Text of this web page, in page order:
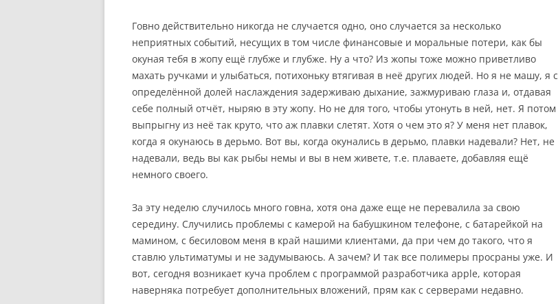
Говно действительно никогда не случается одно, оно случается за несколько
неприятных событий, несущих в том числе финансовые и моральные потери, как бы
окуная тебя в жопу ещё глубже и глубже. Ну а что? Из жопы тоже можно приветливо
махать ручками и улыбаться, потихоньку втягивая в неё других людей. Но я не машу, я с
определённой долей наслаждения задерживаю дыхание, зажмуриваю глаза и, отдавая
себе полный отчёт, ныряю в эту жопу. Но не для того, чтобы утонуть в ней, нет. Я потом
выпрыгну из неё так круто, что аж плавки слетят. Хотя о чем это я? У меня нет плавок,
когда я окунаюсь в дерьмо. Вот вы, когда окунались в дерьмо, плавки надевали? Нет, не
надевали, ведь вы как рыбы немы и вы в нем живете, т.е. плаваете, добавляя ещё
немного своего.
За эту неделю случилось много говна, хотя она даже еще не перевалила за свою
середину. Случились проблемы с камерой на бабушкином телефоне, с батарейкой на
мамином, с бесиловом меня в край нашими клиентами, да при чем до такого, что я
ставлю ультиматумы и не задумываюсь. А зачем? И так все полимеры просраны уже. И
вот, сегодня возникает куча проблем с программой разработчика apple, которая
наверняка потребует дополнительных вложений, прям как с серверами недавно.